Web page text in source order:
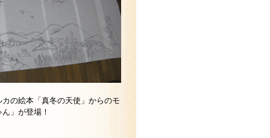
の絵本「真冬の天使」からのモ
」が登場！